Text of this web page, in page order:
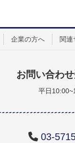
企業の方へ 関連
お問い合わ
平日
03-